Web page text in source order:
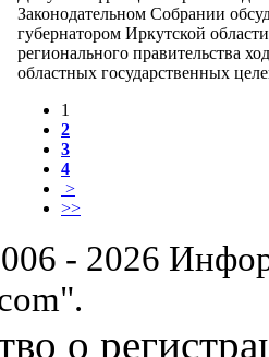
Законодательном Собрании
губернатором Иркутской
регионального правительства
областных государственных
1
2
3
4
>
>>
- 2026
о